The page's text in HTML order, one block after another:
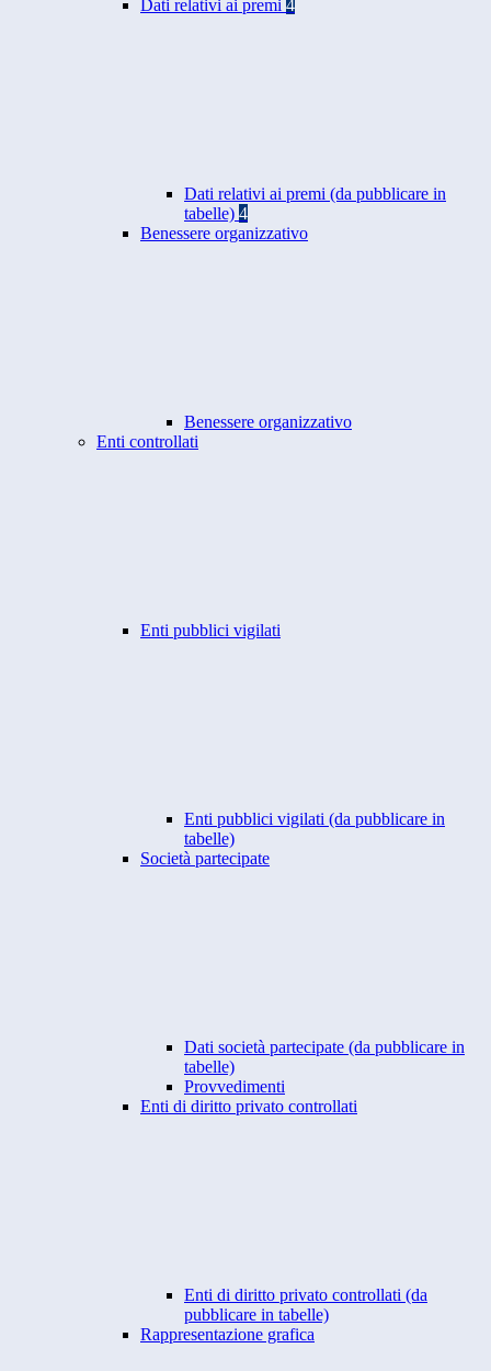
Dati relativi ai premi 4
Dati relativi ai premi (da pubblicare in
tabelle) 4
Benessere organizzativo
Benessere organizzativo
Enti controllati
Enti pubblici vigilati
Enti pubblici vigilati (da pubblicare in
tabelle)
Società partecipate
Dati società partecipate (da pubblicare in
tabelle)
Provvedimenti
Enti di diritto privato controllati
Enti di diritto privato controllati (da
pubblicare in tabelle)
Rappresentazione grafica